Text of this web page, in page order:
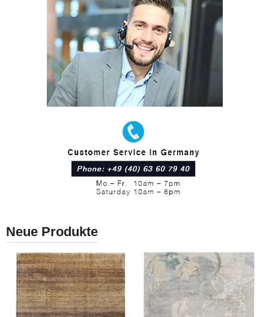
Neue Produkte